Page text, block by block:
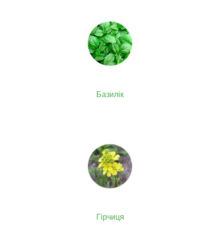
Базилік
Гірчиця